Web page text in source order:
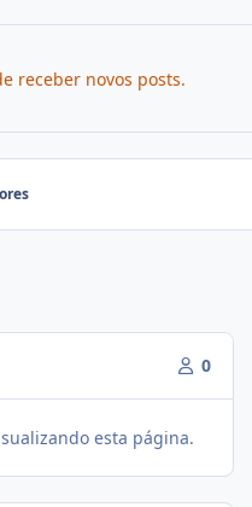
receber novos posts.
0
esta página.